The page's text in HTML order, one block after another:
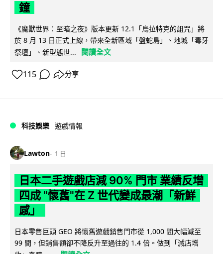
鐘
《魔獸世界：至暗之夜》版本更新 12.1「烏拉特克的詛咒」將
於 8 月 13 日正式上線，帶來全新區域「盤蛇島」、地城「毒牙
祭壇」、新型態世...
閱讀全文
115 分享
科技娛樂 遊戲情報
Lawton 1 日
日本二手遊戲店減 90% 門市 業績反增
四成 "懷舊"在 Z 世代變成最潮「新鮮
感」
日本零售巨頭 GEO 將懷舊遊戲銷售門市從 1,000 間大幅減至
99 間，但銷售額卻不降反升至過往的 1.4 倍。做到「減店增